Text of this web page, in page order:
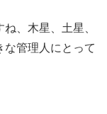
、木星、土星、
な管理人にとって